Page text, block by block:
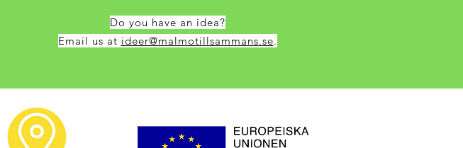
Do you have an idea?
Email us at ideer@malmotillsammans.se.